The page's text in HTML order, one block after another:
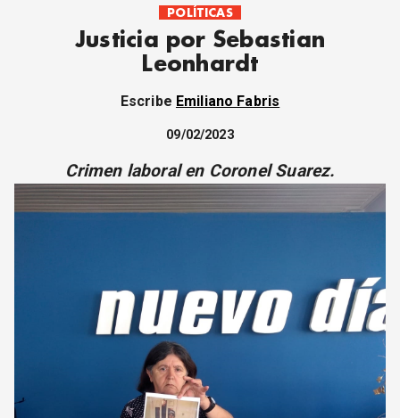
POLÍTICAS
INTERNACIONALES
MOVIMIENTO OBRERO
ECONOMÍA
SOCIEDAD Y CULTURA
CORREO DE LECTORES
DEBATE
ALTAMIRA RESPONDE
Política Obrera Revista
CONTACTO
POLÍTICAS
Justicia por Sebastian
Leonhardt
Escribe Emiliano Fabris
09/02/2023
Crimen laboral en Coronel Suarez.